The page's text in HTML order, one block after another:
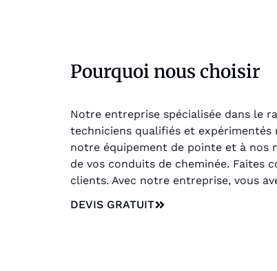
Pourquoi nous choisir
Notre entreprise spécialisée dans le
techniciens qualifiés et
notre équipement de pointe et à nos
de vos conduits de cheminée. Faites
clients. Avec notre entreprise, vous
DEVIS GRATUIT